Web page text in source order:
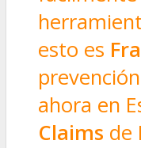
esto es
ahora en
Claims de